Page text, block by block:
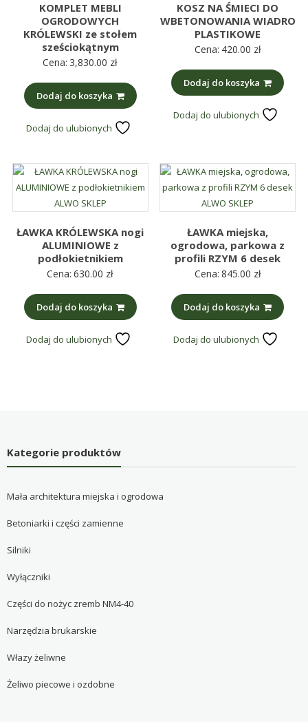
KOMPLET MEBLI
OGRODOWYCH
KRÓLEWSKI ze stołem
sześciokątnym
Cena: 3,830.00 zł
Dodaj do koszyka
Dodaj do ulubionych
KOSZ NA ŚMIECI DO
WBETONOWANIA WIADRO
PLASTIKOWE
Cena: 420.00 zł
Dodaj do koszyka
Dodaj do ulubionych
ŁAWKA KRÓLEWSKA nogi
ALUMINIOWE z
podłokietnikiem
Cena: 630.00 zł
Dodaj do koszyka
Dodaj do ulubionych
ŁAWKA miejska,
ogrodowa, parkowa z
profili RZYM 6 desek
Cena: 845.00 zł
Dodaj do koszyka
Dodaj do ulubionych
Kategorie produktów
Mała architektura miejska i ogrodowa
Betoniarki i części zamienne
Silniki
Wyłączniki
Części do nożyc zremb NM4-40
Narzędzia brukarskie
Włazy żeliwne
Żeliwo piecowe i ozdobne